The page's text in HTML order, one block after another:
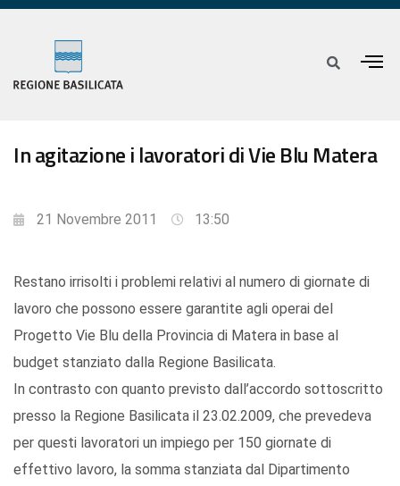
In agitazione i lavoratori di Vie Blu Matera
21 Novembre 2011 13:50
Restano irrisolti i problemi relativi al numero di giornate di
lavoro che possono essere garantite agli operai del
Progetto Vie Blu della Provincia di Matera in base al
budget stanziato dalla Regione Basilicata.
In contrasto con quanto previsto dall’accordo sottoscritto
presso la Regione Basilicata il 23.02.2009, che prevedeva
per questi lavoratori un impiego per 150 giornate di
effettivo lavoro, la somma stanziata dal Dipartimento